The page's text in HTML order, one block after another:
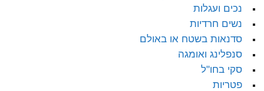
נכים ועגלות
נשים חרדיות
סדנאות בשטח או באולם
סנפלינג ואומגה
סקי בחו"ל
פטריות